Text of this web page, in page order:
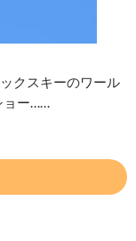
クスキーのワール
ョー……